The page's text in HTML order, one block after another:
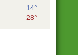
14°
28°